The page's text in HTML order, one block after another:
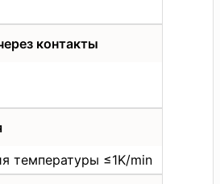
контакты
температуры ≤1K/min